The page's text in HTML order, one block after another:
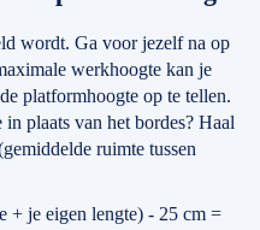
wordt. Ga voor jezelf na op
werkhoogte kan je
platformhoogte op te tellen.
plaats van het bordes? Haal
ruimte tussen
+ je eigen lengte) - 25 cm =